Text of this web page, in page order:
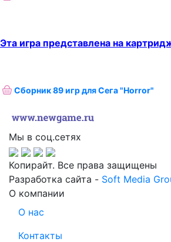
Эта игра представлена на
Сборник 89 игр для Сега "Horror"
Мы в соц.сетях
Копирайт. Все права защищены
Разработка сайта - Soft Media
О компании
О нас
Контакты